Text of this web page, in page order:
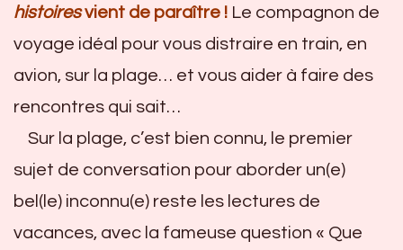
histoiresvient de paraître ! Le compagnon de
voyage idéal pour vous distraire en train, en
avion, sur la plage… et vous aider à faire des
rencontres qui sait…
Sur la plage, c’est bien connu, le premier
sujet de conversation pour aborder un(e)
bel(le) inconnu(e) reste les lectures de
vacances, avec la fameuse question « Que